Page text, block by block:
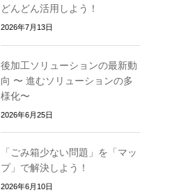
どんどん活用しよう！
2026年7月13日
後加工ソリューションの最新動
向 〜 進むソリューションの多
様化〜
2026年6月25日
「ごみ箱少ない問題」を「マッ
プ」で解決しよう！
2026年6月10日